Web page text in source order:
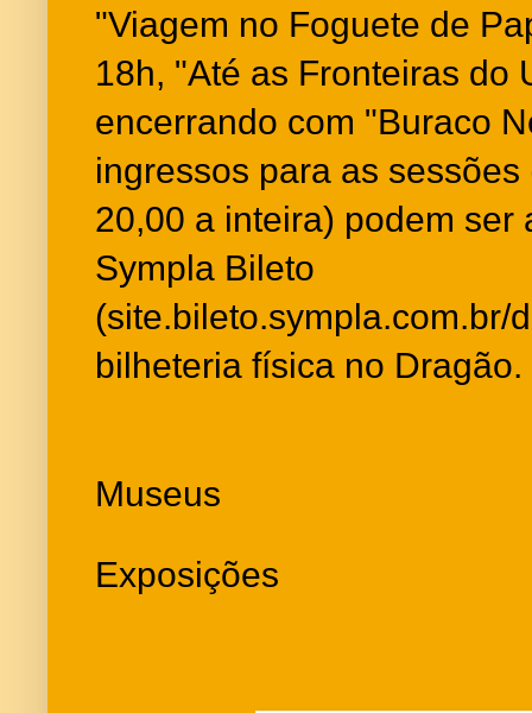
"Viagem no Foguete de
18h, "Até as Fronteiras do
encerrando com "Buraco
ingressos para as
20,00 a inteira) podem ser
Sympla Bileto
(site.bileto.sympla.com.br/
bilheteria física no
Museus
Exposições